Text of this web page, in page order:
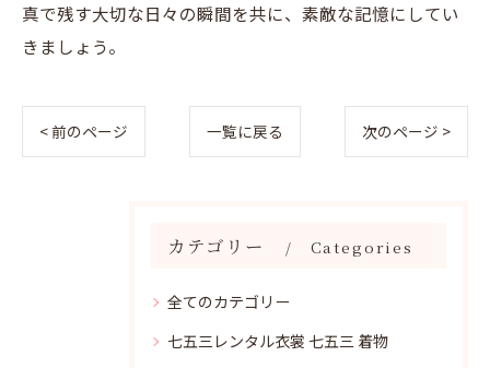
真で残す大切な日々の瞬間を共に、素敵な記憶にしてい
きましょう。
< 前のページ 一覧に戻る 次のページ >
カテゴリー Categories
全てのカテゴリー
七五三レンタル衣裳 七五三 着物